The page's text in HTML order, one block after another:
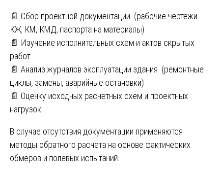
📄 Сбор проектной документации (рабочие чертежи
КЖ, КМ, КМД, паспорта на материалы)
📄 Изучение исполнительных схем и актов скрытых
работ
📄 Анализ журналов эксплуатации здания (ремонтные
циклы, замены, аварийные остановки)
📄 Оценку исходных расчетных схем и проектных
нагрузок
В случае отсутствия документации применяются
методы обратного расчета на основе фактических
обмеров и полевых испытаний.